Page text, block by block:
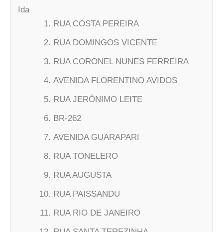
Ida
RUA COSTA PEREIRA
RUA DOMINGOS VICENTE
RUA CORONEL NUNES FERREIRA
AVENIDA FLORENTINO AVIDOS
RUA JERÔNIMO LEITE
BR-262
AVENIDA GUARAPARI
RUA TONELERO
RUA AUGUSTA
RUA PAISSANDU
RUA RIO DE JANEIRO